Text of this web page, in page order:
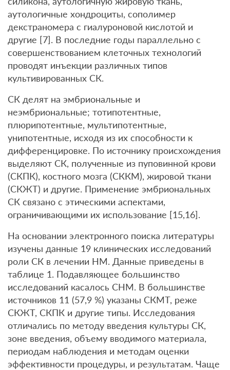
аутологичные хондроциты, сополимер
декстраномера с гиалуроновой кислотой и
другие [7]. В последние годы параллельно с
совершенствованием клеточных технологий
проводят инъекции различных типов
культивированных СК.
СК делят на эмбриональные и
неэмбриональные; тотипотентные,
плюрипотентные, мультипотентные,
унипотентные, исходя из их способности к
дифференцировке. По источнику происхождения
выделяют СК, полученные из пуповинной крови
(СКПК), костного мозга (СККМ), жировой ткани
(СКЖТ) и другие. Применение эмбриональных
СК связано с этическими аспектами,
ограничивающими их использование [15,16].
На основании электронного поиска литературы
изучены данные 19 клинических исследований
роли СК в лечении НМ. Данные приведены в
таблице 1. Подавляющее большинство
исследований касалось СНМ. В большинстве
источников 11 (57,9 %) указаны СКМТ, реже
СКЖТ, СКПК и другие типы. Исследования
отличались по методу введения культуры СК,
зоне введения, объему вводимого материала,
периодам наблюдения и методам оценки
эффективности процедуры, и результатам. Чаще